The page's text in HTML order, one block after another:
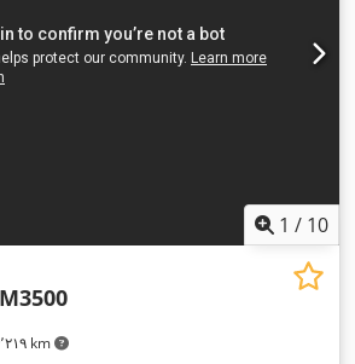
1 / 10
۴٬۲۱۹ km